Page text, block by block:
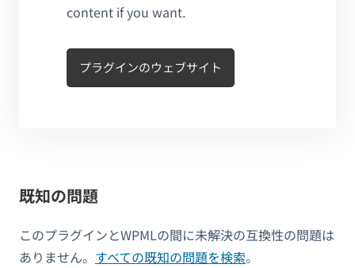
content if you want.
プラグインのウェブサイト
既知の問題
このプラグインとWPMLの間に未解決の互換性の問題は
ありません。 すべての既知の問題を検索。